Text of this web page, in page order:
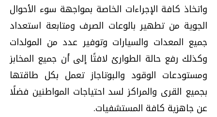
واتخاذ كافة الإجراءات الخاصة بمواجهة سوء الأحوال
الجوية من تطهير بالوعات الصرف ومتابعة استعداد
جميع المعدات والسيارات وتوفير عدد من المولدات
وكذلك رفع حالة الطوارئ لافتًا إلى أن جميع المخابز
ومستودعات الوقود والبوتاجاز تعمل بكل طاقتها
بجميع القرى والمراكز لسد احتياجات المواطنين فضلًا
عن جاهزية كافة المستشفيات.